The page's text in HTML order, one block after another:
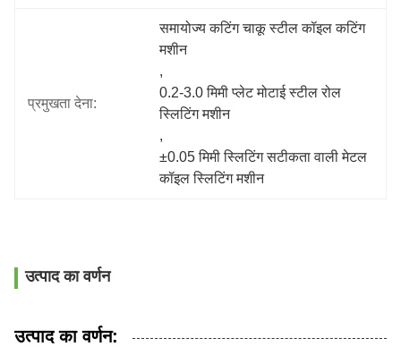
प्रमुखता देना:
समायोज्य कटिंग चाकू स्टील कॉइल कटिंग
मशीन
,
0.2-3.0 मिमी प्लेट मोटाई स्टील रोल
स्लिटिंग मशीन
,
±0.05 मिमी स्लिटिंग सटीकता वाली मेटल
कॉइल स्लिटिंग मशीन
उत्पाद का वर्णन
उत्पाद का वर्णन: